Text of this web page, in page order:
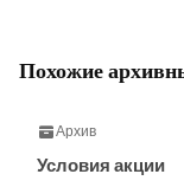
Похожие
Архив
Условия акции